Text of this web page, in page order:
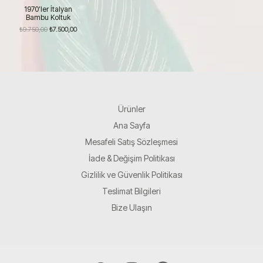
1970’ler İtalyan
Bambu Koltuk
₺9.750,00Orijinal
₺9.750,00.
₺7.500,00Şu
Ürünler
Ana Sayfa
Mesafeli Satış Sözleşmesi
İade & Değişim Politikası
Gizlilik ve Güvenlik Politikası
Teslimat Bilgileri
Bize Ulaşın